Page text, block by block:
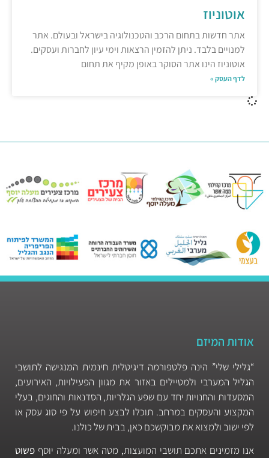
אוטוניוז
אתר חדשות בתחום הרכב והטכנולוגיה בישראל ובעולם. אתר
למנויים בלבד. ניתן להזמין הרצאות וימי עיון לחברות ועסקים.
אוטוניוז הינו אתר הסוקר באופן מקיף את תחום
לדף העסק »
אודות המיזם
“גלילי שלי” הינה פלטפורמה דיגיטלית חינמית המנגישה לתושבי
הגליל המערבי ולמטיילים באזור את מגוון הפעילויות, האירועים,
המסעדות והחנויות יחד עם שפע הגלריות, הסדנאות והחוגים, בעלי
המקצוע והעסקים במרחב. תוכלו לבצע חיפוש על פי סוג עסק או
לפי ישוב ולמצוא את מבוקשכם כאן, בבית של כולנו.
אנו מזמינים אתכם תושבי המועצות, מטה אשר ומעלה יוסף פשוט